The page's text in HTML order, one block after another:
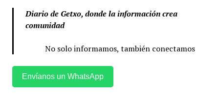
Diario de Getxo, donde la información crea
comunidad
No solo informamos, también conectamos
Envíanos un WhatsApp